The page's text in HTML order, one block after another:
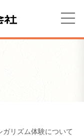
リズム体験について